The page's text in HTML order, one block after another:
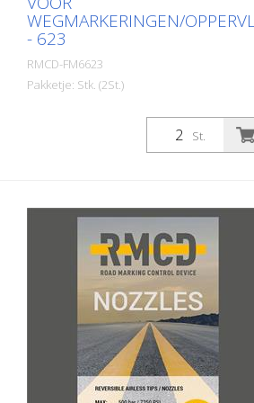
WEGMARKERINGEN/
- 623
RMCD-FM6623
Pakketje: Stk. (2St.)
2 airless spuitkoppen voor
lijnmarkeringen inclusief afdichtingen. De
airless omkeerbare nozzles zijn
sportterreinen en industriële hallen.
speciale ontwerp van de spuitmond
voor optimale resultaten bij
oppervlaktemarkering. Afmetingen: 623
Spuithoek: 60 graden Kleur: zwart Zwart
Boring: 0,023 inch Model: RMCD Airless
Tip Gemaakt in EUROPA! Installatie-
instructies: Gebruik alleen een intacte
spuitmondbeschermer! Zorg ervoor dat
de stalen afdichting met kunststof ring
correct is geïnstalleerd. Grijp nooit in de
St.